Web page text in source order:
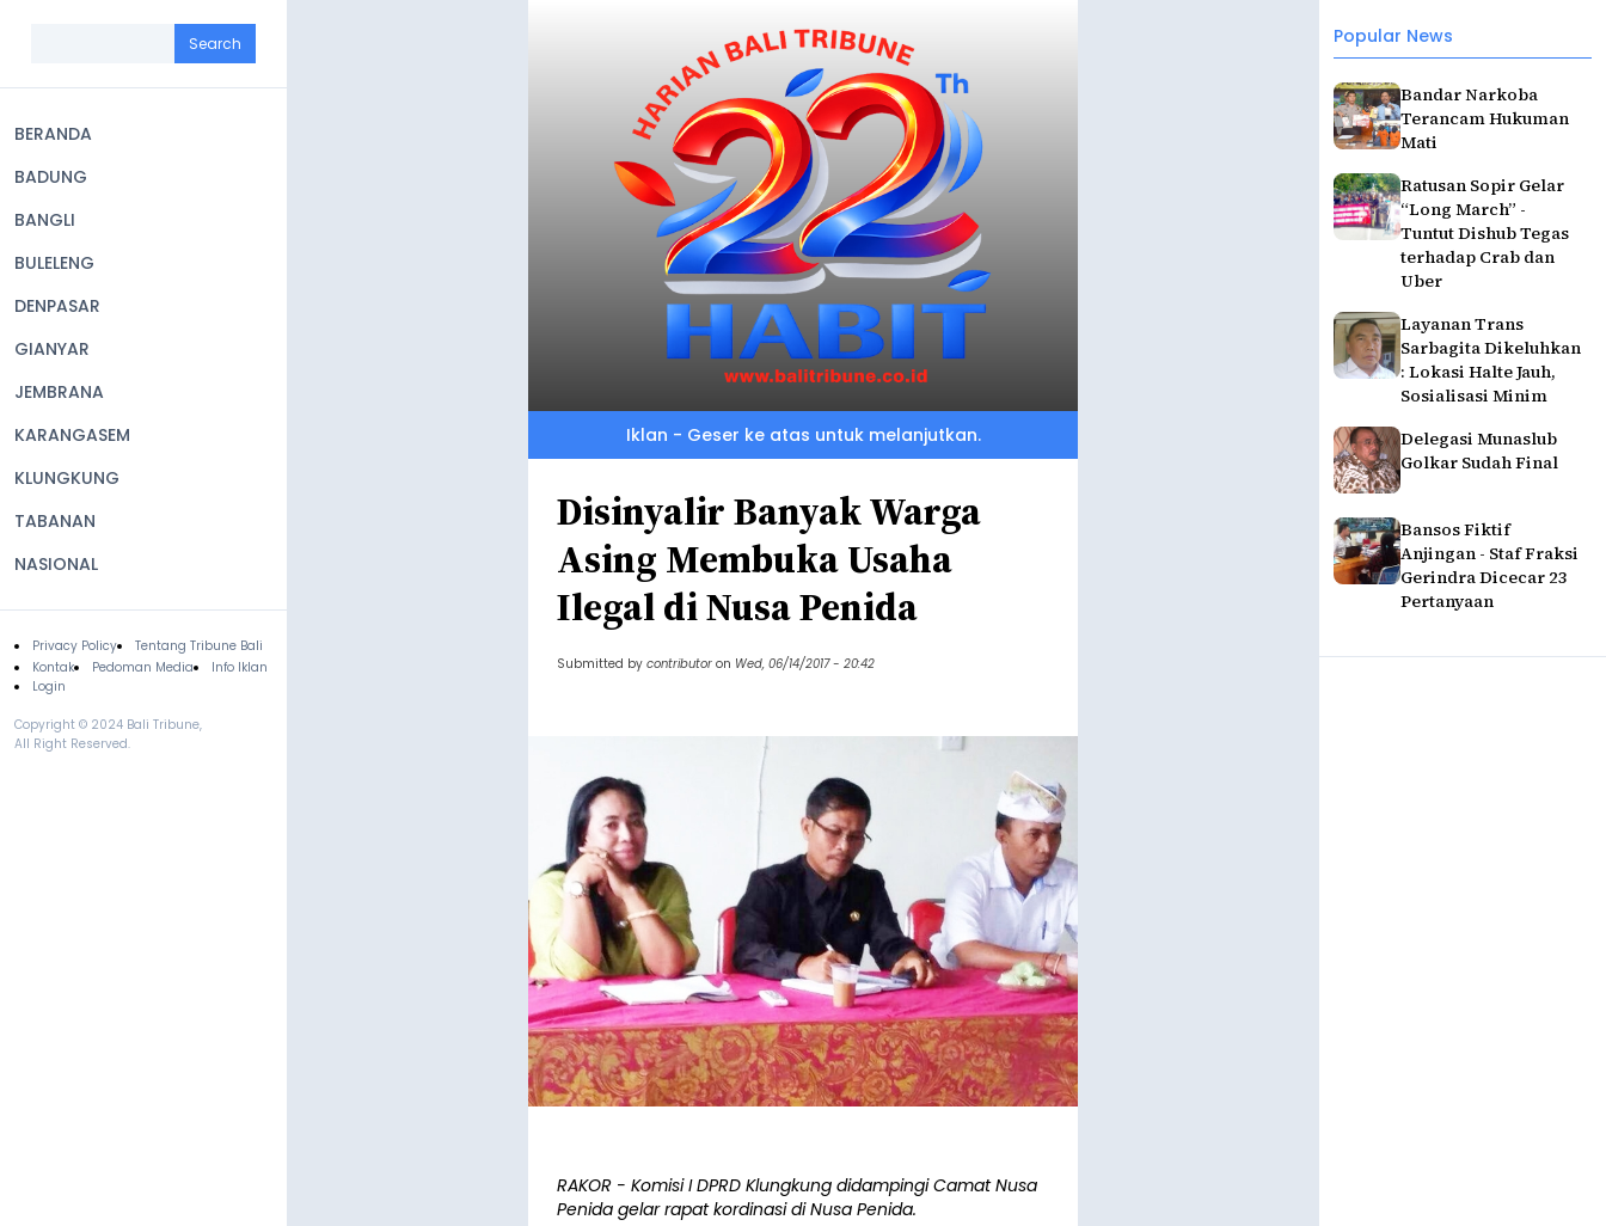
navigation
BERANDA
BADUNG
BANGLI
BULELENG
DENPASAR
GIANYAR
JEMBRANA
KARANGASEM
KLUNGKUNG
TABANAN
NASIONAL
Footer
Privacy Policy
Tentang Tribune Bali
Kontak
Pedoman Media
Info Iklan
Login
Copyright © 2024 Bali Tribune,
All Right Reserved.
Popular News
Bandar Narkoba
Terancam Hukuman
Mati
Ratusan Sopir Gelar
“Long March” -
Tuntut Dishub Tegas
terhadap Crab dan
Uber
Layanan Trans
Sarbagita Dikeluhkan
: Lokasi Halte Jauh,
Sosialisasi Minim
Delegasi Munaslub
Golkar Sudah Final
Bansos Fiktif
Anjingan - Staf Fraksi
Gerindra Dicecar 23
Pertanyaan
Iklan - Geser ke atas untuk melanjutkan.
Disinyalir Banyak Warga
Asing Membuka Usaha
Ilegal di Nusa Penida
Submitted by contributor on Wed, 06/14/2017 - 20:42
RAKOR - Komisi I DPRD Klungkung didampingi Camat Nusa
Penida gelar rapat kordinasi di Nusa Penida.